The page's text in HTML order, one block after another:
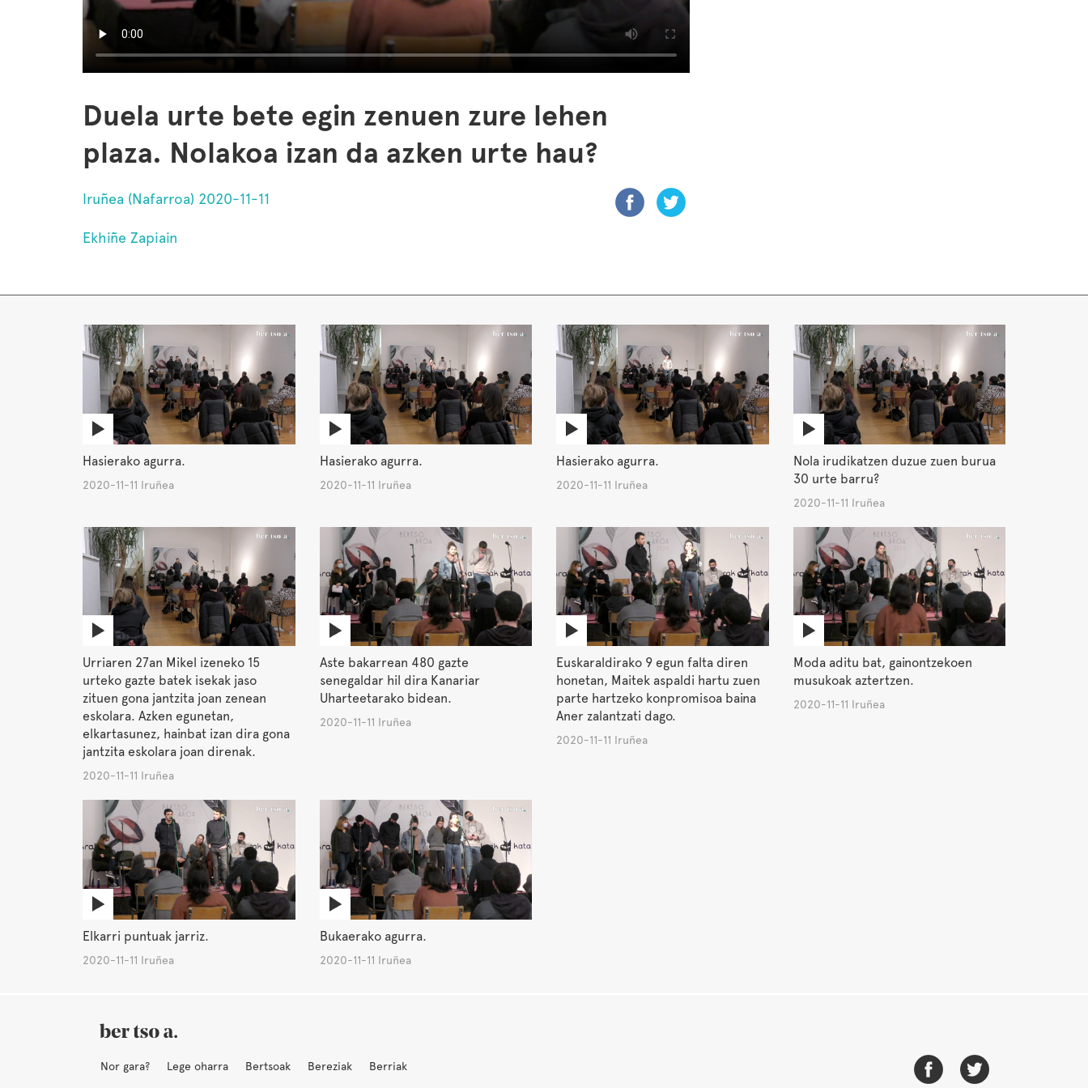
Duela urte bete egin zenuen zure lehen
plaza. Nolakoa izan da azken urte hau?
Iruñea (Nafarroa) 2020-11-11
Ekhiñe Zapiain
Hasierako agurra.
2020-11-11 Iruñea
Hasierako agurra.
2020-11-11 Iruñea
Hasierako agurra.
2020-11-11 Iruñea
Nola irudikatzen duzue zuen burua
30 urte barru?
2020-11-11 Iruñea
Urriaren 27an Mikel izeneko 15
urteko gazte batek isekak jaso
zituen gona jantzita joan zenean
eskolara. Azken egunetan,
elkartasunez, hainbat izan dira gona
jantzita eskolara joan direnak.
2020-11-11 Iruñea
Aste bakarrean 480 gazte
senegaldar hil dira Kanariar
Uharteetarako bidean.
2020-11-11 Iruñea
Euskaraldirako 9 egun falta diren
honetan, Maitek aspaldi hartu zuen
parte hartzeko konpromisoa baina
Aner zalantzati dago.
2020-11-11 Iruñea
Moda aditu bat, gainontzekoen
musukoak aztertzen.
2020-11-11 Iruñea
Elkarri puntuak jarriz.
2020-11-11 Iruñea
Bukaerako agurra.
2020-11-11 Iruñea
Nor gara? Lege oharra Bertsoak Bereziak Berriak